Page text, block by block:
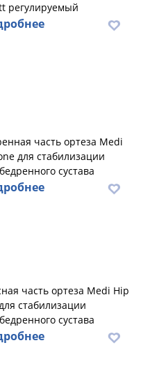
регулируемый
часть ортеза Medi
для стабилизации
сустава
часть ортеза Medi Hip
стабилизации
сустава